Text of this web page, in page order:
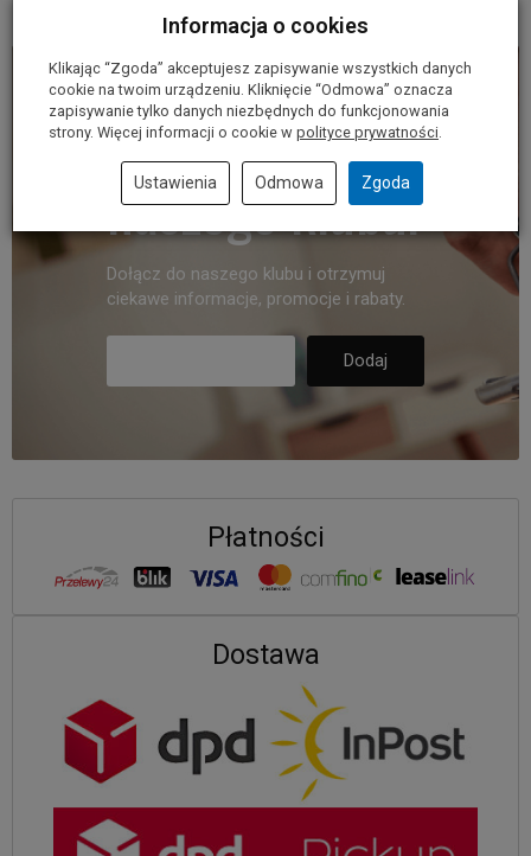
Dołącz do
naszego klubu.
Dołącz do naszego klubu i otrzymuj
ciekawe informacje, promocje i rabaty.
Płatności
Dostawa
Informacja o cookies
Klikając “Zgoda” akceptujesz zapisywanie wszystkich danych
cookie na twoim urządzeniu. Kliknięcie “Odmowa” oznacza
zapisywanie tylko danych niezbędnych do funkcjonowania
strony. Więcej informacji o cookie w polityce prywatności.
Ustawienia Odmowa Zgoda